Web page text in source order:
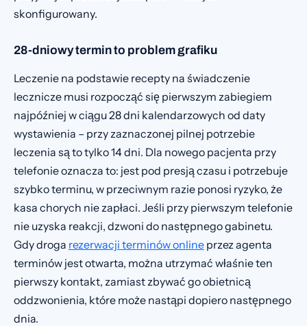
skonfigurowany.
28-dniowy termin to problem grafiku
Leczenie na podstawie recepty na świadczenie
lecznicze musi rozpocząć się pierwszym zabiegiem
najpóźniej w ciągu 28 dni kalendarzowych od daty
wystawienia – przy zaznaczonej pilnej potrzebie
leczenia są to tylko 14 dni. Dla nowego pacjenta przy
telefonie oznacza to: jest pod presją czasu i potrzebuje
szybko terminu, w przeciwnym razie ponosi ryzyko, że
kasa chorych nie zapłaci. Jeśli przy pierwszym telefonie
nie uzyska reakcji, dzwoni do następnego gabinetu.
Gdy droga rezerwacji terminów online przez agenta
terminów jest otwarta, można utrzymać właśnie ten
pierwszy kontakt, zamiast zbywać go obietnicą
oddzwonienia, które może nastąpi dopiero następnego
dnia.